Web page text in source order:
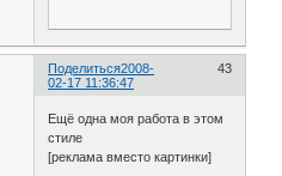
Поделиться 43
2008-
02-17 11:36:47
Ещё одна моя работа в этом
стиле
[реклама вместо картинки]